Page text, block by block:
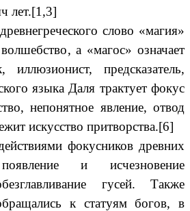
лет.[1,3]
слово «магия»
а «магос» означает
, иллюзионист, предсказатель,
языка Даля трактует фокус
непонятное явление, отвод
искусство притворства.[6]
фокусников древних
и исчезновение
гусей. Также
к статуям богов, в